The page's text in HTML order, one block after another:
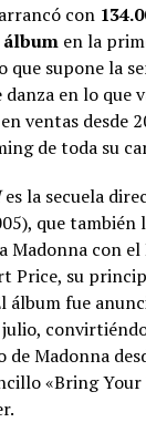
con
álbum en la
que supone la
en lo que
ventas desde
de toda su
es la secuela
que también
Madonna con
Price, su
álbum fue
de Madonna
«Bring Your